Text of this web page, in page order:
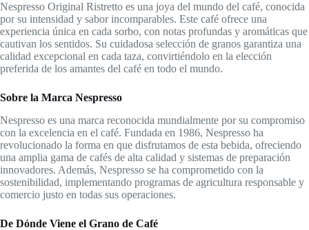
Nespresso Original Ristretto es una joya del mundo del café, conocida
por su intensidad y sabor incomparables. Este café ofrece una
experiencia única en cada sorbo, con notas profundas y aromáticas que
cautivan los sentidos. Su cuidadosa selección de granos garantiza una
calidad excepcional en cada taza, convirtiéndolo en la elección
preferida de los amantes del café en todo el mundo.
Sobre la Marca Nespresso
Nespresso es una marca reconocida mundialmente por su compromiso
con la excelencia en el café. Fundada en 1986, Nespresso ha
revolucionado la forma en que disfrutamos de esta bebida, ofreciendo
una amplia gama de cafés de alta calidad y sistemas de preparación
innovadores. Además, Nespresso se ha comprometido con la
sostenibilidad, implementando programas de agricultura responsable y
comercio justo en todas sus operaciones.
De Dónde Viene el Grano de Café